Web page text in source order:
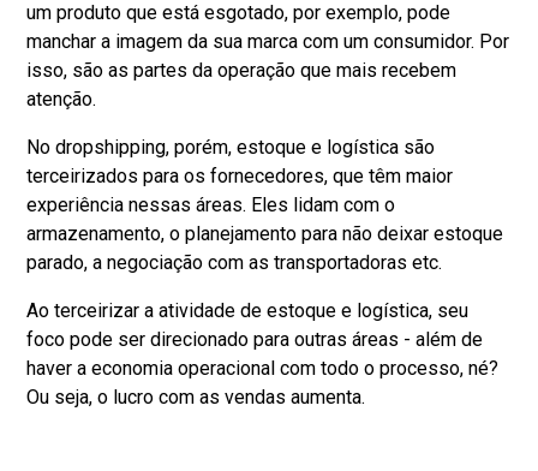
um produto que está esgotado, por exemplo, pode
manchar a imagem da sua marca com um consumidor. Por
isso, são as partes da operação que mais recebem
atenção.
No dropshipping, porém, estoque e logística são
terceirizados para os fornecedores, que têm maior
experiência nessas áreas. Eles lidam com o
armazenamento, o planejamento para não deixar estoque
parado, a negociação com as transportadoras etc.
Ao terceirizar a atividade de estoque e logística, seu
foco pode ser direcionado para outras áreas - além de
haver a economia operacional com todo o processo, né?
Ou seja, o lucro com as vendas aumenta.